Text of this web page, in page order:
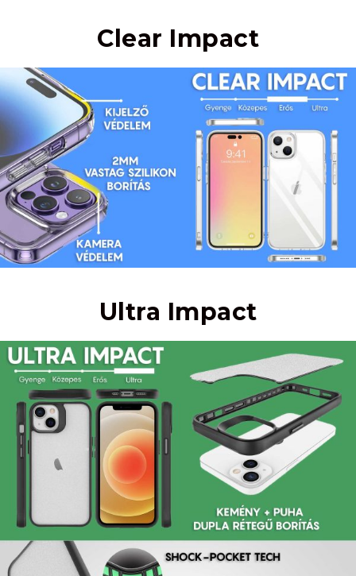
Clear Impact
Ultra Impact